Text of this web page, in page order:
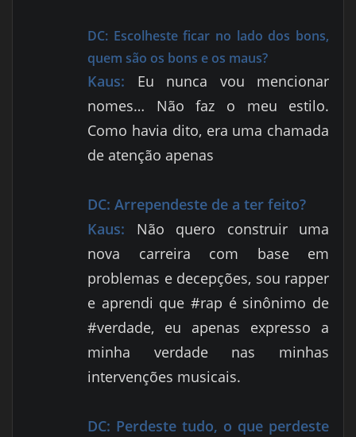
DC: Escolheste ficar no lado dos bons,
quem são os bons e os maus?
Kaus: Eu nunca vou mencionar
nomes… Não faz o meu estilo.
Como havia dito, era uma chamada
de atenção apenas
DC: Arrependeste de a ter feito?
Kaus:
Não quero construir uma
nova carreira com base em
problemas e decepções, sou rapper
e aprendi que #rap é sinônimo de
#verdade, eu apenas expresso a
minha verdade nas minhas
intervenções musicais.
DC: Perdeste tudo, o que perdeste